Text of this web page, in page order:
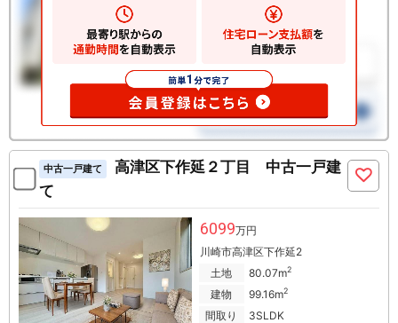
中古一戸建て
高津区下作延２丁目 中古一戸建
て
6099万円
川崎市高津区下作延2
土地
80.07m2
建物 99.16m2
間取り
3SLDK